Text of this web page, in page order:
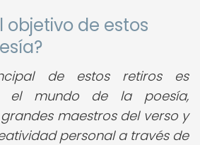
objetivo de estos
de estos retiros es
mundo de la poesía,
maestros del verso y
personal a través de